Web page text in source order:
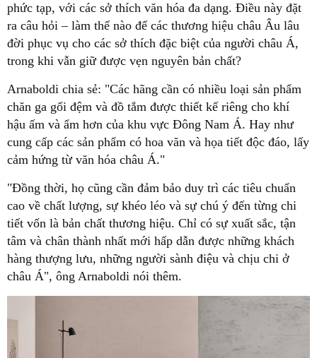
phức tạp, với các sở thích văn hóa đa dạng. Điều này đặt
ra câu hỏi – làm thế nào để các thương hiệu châu Âu lâu
đời phục vụ cho các sở thích đặc biệt của người châu Á,
chăn ga gối đệm và đồ tắm được thiết kế riêng cho khí
hậu ấm và ẩm hơn của khu vực Đông Nam Á. Hay như
cung cấp các sản phẩm có hoa văn và họa tiết độc đáo, lấy
cao về chất lượng, sự khéo léo và sự chú ý đến từng chi
tiết vốn là bản chất thương hiệu. Chỉ có sự xuất sắc, tận
tâm và chân thành nhất mới hấp dẫn được những khách
hàng thượng lưu, những người sành điệu và chịu chi ở